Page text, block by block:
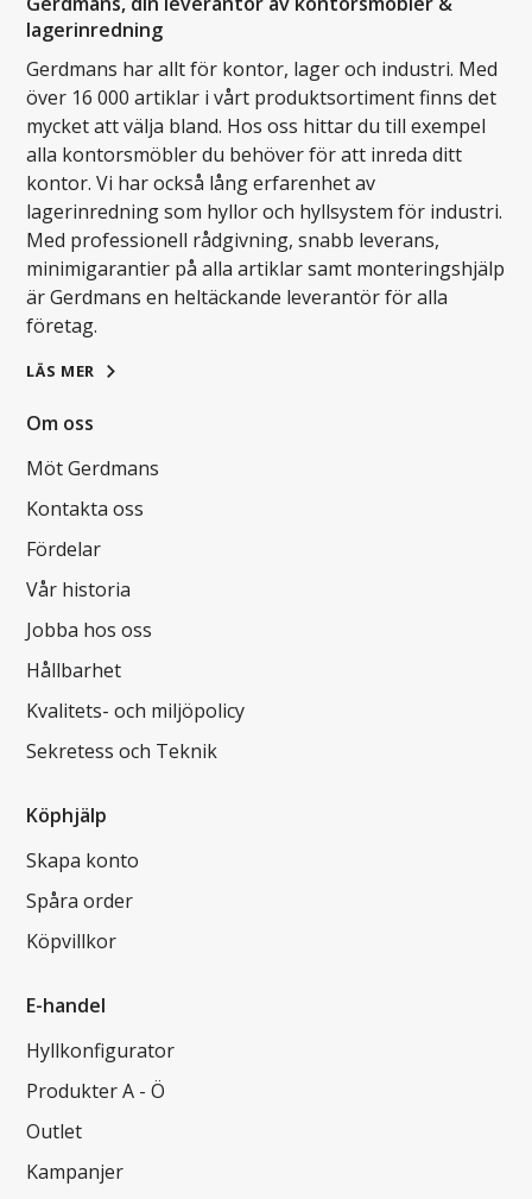
lagerinredning
Gerdmans har allt för kontor, lager och industri. Med
över 16 000 artiklar i vårt produktsortiment finns det
mycket att välja bland. Hos oss hittar du till exempel
alla kontorsmöbler du behöver för att inreda ditt
kontor. Vi har också lång erfarenhet av
lagerinredning som hyllor och hyllsystem för industri.
Med professionell rådgivning, snabb leverans,
minimigarantier på alla artiklar samt monteringshjälp
är Gerdmans en heltäckande leverantör för alla
företag.
LÄS MER
Om oss
Möt Gerdmans
Kontakta oss
Fördelar
Vår historia
Jobba hos oss
Hållbarhet
Kvalitets- och miljöpolicy
Sekretess och Teknik
Köphjälp
Skapa konto
Spåra order
Köpvillkor
E-handel
Hyllkonfigurator
Produkter A - Ö
Outlet
Kampanjer